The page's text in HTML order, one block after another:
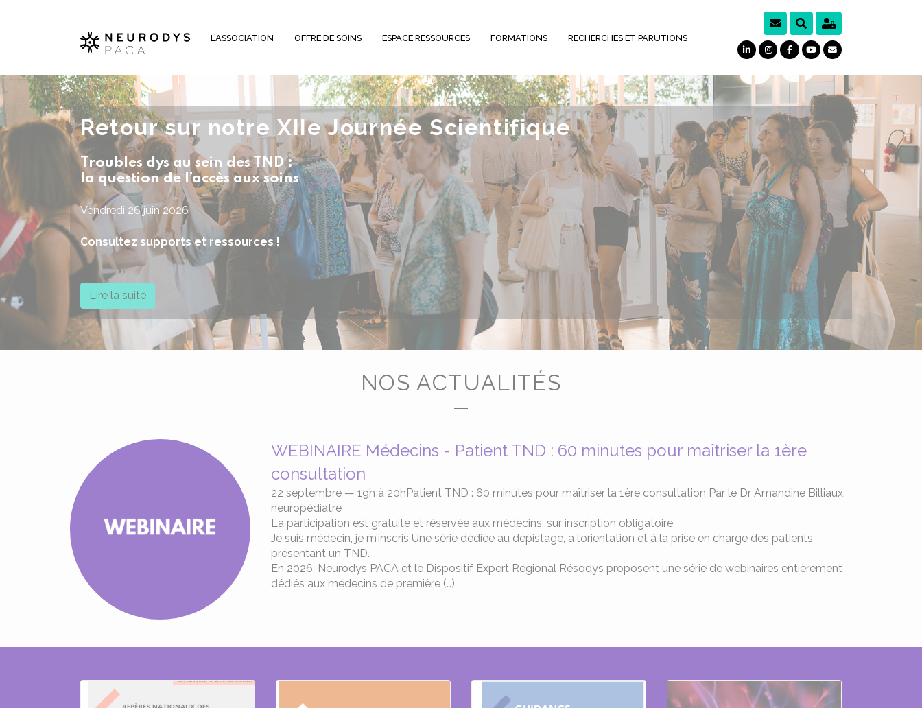
L’ASSOCIATION OFFRE DE SOINS ESPACE RESSOURCES FORMATIONS RECHERCHES ET PARUTIONS
Retour sur notre XIIe Journée Scientifique
Troubles dys au sein des TND :
la question de l’accès aux soins
Vendredi 26 juin 2026
Consultez supports et ressources !
Lire la suite
NOS ACTUALITÉS
WEBINAIRE Médecins - Patient TND : 60 minutes pour maîtriser la 1ère
consultation
22 septembre — 19h à 20hPatient TND : 60 minutes pour maîtriser la 1ère consultation Par le Dr Amandine Billiaux,
neuropédiatre
La participation est gratuite et réservée aux médecins, sur inscription obligatoire.
Je suis médecin, je m’inscris Une série dédiée au dépistage, à l’orientation et à la prise en charge des patients
présentant un TND.
En 2026, Neurodys PACA et le Dispositif Expert Régional Résodys proposent une série de webinaires entièrement
dédiés aux médecins de première (…)